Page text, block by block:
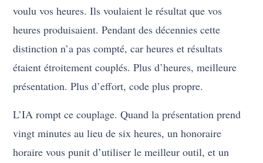
voulu vos heures. Ils voulaient le résultat que vos
heures produisaient. Pendant des décennies cette
distinction n’a pas compté, car heures et résultats
étaient étroitement couplés. Plus d’heures, meilleure
présentation. Plus d’effort, code plus propre.
L’IA rompt ce couplage. Quand la présentation prend
vingt minutes au lieu de six heures, un honoraire
horaire vous punit d’utiliser le meilleur outil, et un